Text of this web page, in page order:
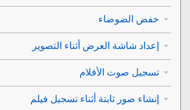
خفض الضوضاء
إعداد شاشة العرض أثناء التصوير
تسجيل صوت الأفلام
إنشاء صور ثابتة أثناء تسجيل فيلم